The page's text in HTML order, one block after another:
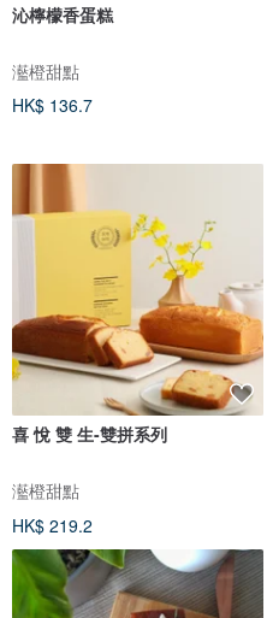
沁檸檬香蛋糕
灆橙甜點
HK$ 136.7
喜 悅 雙 生-雙拼系列
灆橙甜點
HK$ 219.2